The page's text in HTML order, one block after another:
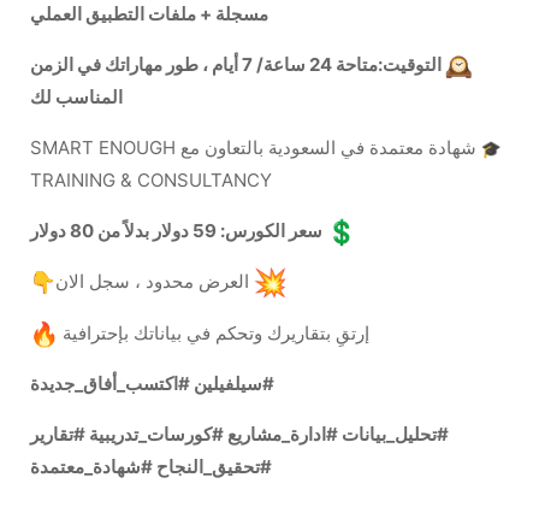
مسجلة + ملفات التطبيق العملي
التوقيت:متاحة 24 ساعة/ 7 أيام ، طور مهاراتك في الزمن
المناسب لك
شهادة معتمدة في السعودية بالتعاون مع SMART ENOUGH
TRAINING & CONSULTANCY
سعر الكورس: 59 دولار بدلاً من 80 دولار
العرض محدود ، سجل الان
إرتقِ بتقاريرك وتحكم في بياناتك بإحترافية
#سيلفيلين #اكتسب_أفاق_جديدة
#تحليل_بيانات #ادارة_مشاريع #كورسات_تدريبية #تقارير
#تحقيق_النجاح #شهادة_معتمدة